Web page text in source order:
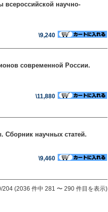
всероссийской научно-
\9,240
современной России.
\11,880
Сборник научных статей.
\9,460
204 (2036 件中 281 〜 290 件目を表示)